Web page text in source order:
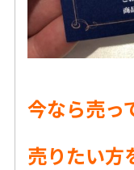
今なら売っ
売りたい方